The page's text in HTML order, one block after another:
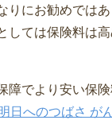
りにお勧めではあ
しては保険料は
障でより安い保
日へのつばさ が